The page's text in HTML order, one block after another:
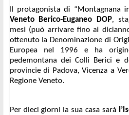
Il protagonista di “Montagnana
Veneto Berico-Euganeo DOP,
mesi (può arrivare fino ai
ottenuto la Denominazione di
Europea nel 1996 e ha
pedemontana dei Colli Berici e
provincie di Padova, Vicenza a
Regione Veneto.
Per dieci giorni la sua casa sarà